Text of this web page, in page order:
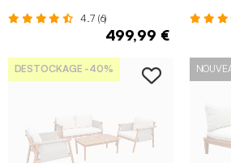
4.7 (6)
499,99 €
DESTOCKAGE -40%